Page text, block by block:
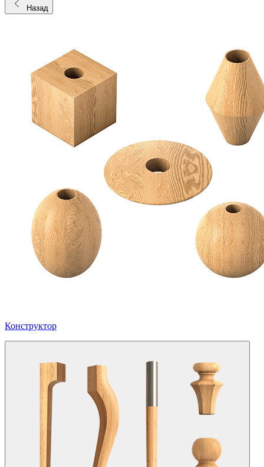
Назад
Конструктор